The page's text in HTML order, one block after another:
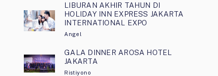
LIBURAN AKHIR TAHUN DI
HOLIDAY INN EXPRESS JAKARTA
INTERNATIONAL EXPO
Angel
GALA DINNER AROSA HOTEL
JAKARTA
Ristiyono